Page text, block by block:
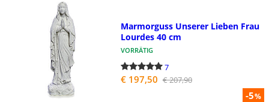
-5%
Marmorguss Unserer Lieben Frau
Lourdes 40 cm
VORRÄTIG
7
€ 197,50 € 207,90